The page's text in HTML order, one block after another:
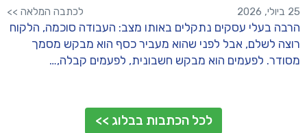
25 ביולי, 2026 לכתבה המלאה >>
הרבה בעלי עסקים נתקלים באותו מצב: העבודה סוכמה, הלקוח
רוצה לשלם, אבל לפני שהוא מעביר כסף הוא מבקש מסמך
מסודר. לפעמים הוא מבקש חשבונית, לפעמים קבלה,…
לכל הכתבות בבלוג >>